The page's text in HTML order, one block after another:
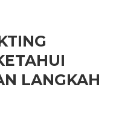
LANGKAH